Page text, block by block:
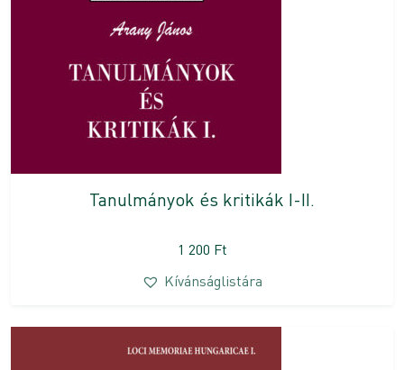
Tanulmányok és kritikák I-II.
1 200 Ft
Kívánságlistára